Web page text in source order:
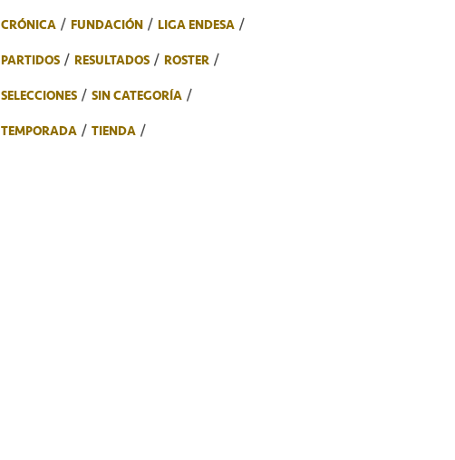
CRÓNICA
FUNDACIÓN
LIGA ENDESA
PARTIDOS
RESULTADOS
ROSTER
SELECCIONES
SIN CATEGORÍA
TEMPORADA
TIENDA